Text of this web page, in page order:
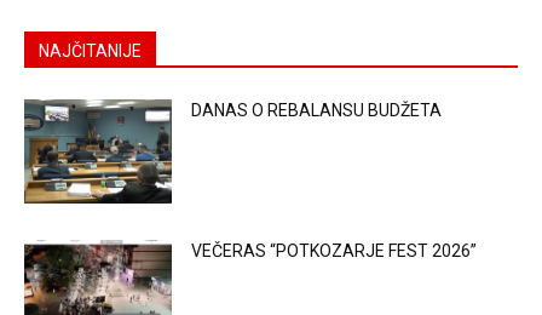
NAJČITANIJE
DANAS O REBALANSU BUDŽETA
VEČERAS “POTKOZARJE FEST 2026”